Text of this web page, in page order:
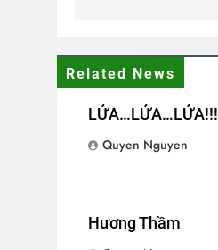
Related News
LỬA…LỬA…LỬA!!!
Quyen Nguyen
Hương Thầm